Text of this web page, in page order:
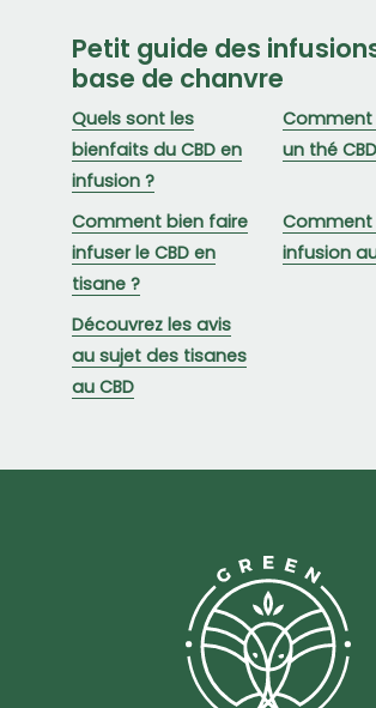
Petit guide des
base de chanvre
Quels sont les
bienfaits du CBD en
infusion ?
un thé
Comment bien faire
infuser le CBD en
tisane ?
Comment
infusion
Découvrez les avis
au sujet des tisanes
au CBD